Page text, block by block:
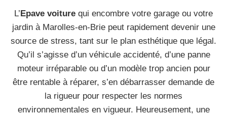
L’Epave voiture qui encombre votre garage ou votre
jardin à Marolles-en-Brie peut rapidement devenir une
source de stress, tant sur le plan esthétique que légal.
Qu’il s’agisse d’un véhicule accidenté, d’une panne
moteur irréparable ou d’un modèle trop ancien pour
être rentable à réparer, s’en débarrasser demande de
la rigueur pour respecter les normes
environnementales en vigueur. Heureusement, une